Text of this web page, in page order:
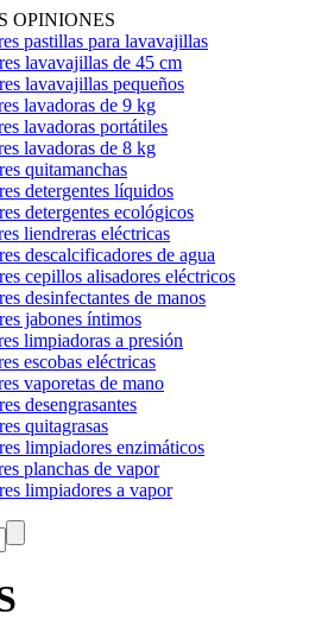
OPINIONES
pastillas para lavavajillas
lavavajillas de 45 cm
lavavajillas pequeños
lavadoras de 9 kg
lavadoras portátiles
lavadoras de 8 kg
quitamanchas
detergentes líquidos
detergentes ecológicos
liendreras eléctricas
descalcificadores de agua
cepillos alisadores eléctricos
desinfectantes de manos
jabones íntimos
limpiadoras a presión
escobas eléctricas
vaporetas de mano
desengrasantes
quitagrasas
limpiadores enzimáticos
planchas de vapor
limpiadores a vapor